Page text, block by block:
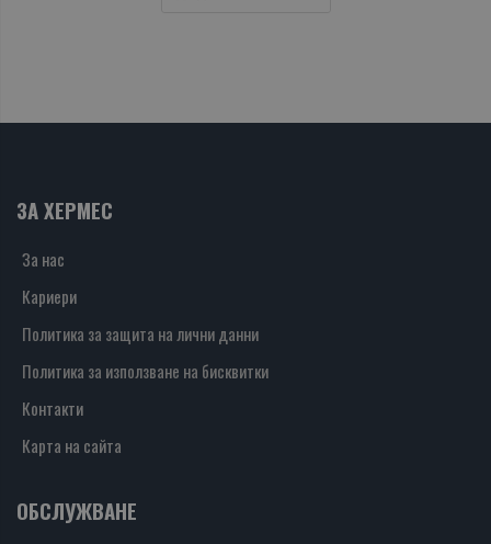
ЗА ХЕРМЕС
За нас
Кариери
Политика за защита на лични данни
Политика за използване на бисквитки
Контакти
Карта на сайта
ОБСЛУЖВАНЕ